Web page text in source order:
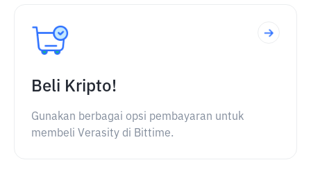
Beli Kripto!
Gunakan berbagai opsi pembayaran untuk
membeli Verasity di Bittime.